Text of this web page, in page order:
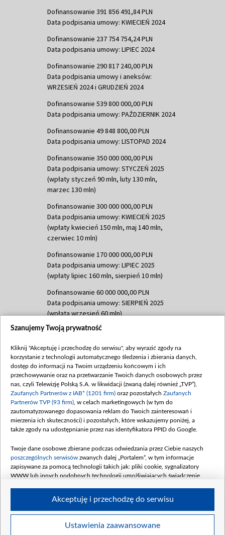
Dofinansowanie 391 856 491,84 PLN
Data podpisania umowy: KWIECIEŃ 2024
Dofinansowanie 237 754 754,24 PLN
Data podpisania umowy: LIPIEC 2024
Dofinansowanie 290 817 240,00 PLN
Data podpisania umowy i aneksów:
WRZESIEŃ 2024 i GRUDZIEŃ 2024
Dofinansowanie 539 800 000,00 PLN
Data podpisania umowy: PAŹDZIERNIK 2024
Dofinansowanie 49 848 800,00 PLN
Data podpisania umowy: LISTOPAD 2024
Dofinansowanie 350 000 000,00 PLN
Data podpisania umowy: STYCZEŃ 2025
(wpłaty styczeń 90 mln, luty 130 mln,
marzec 130 mln)
Dofinansowanie 300 000 000,00 PLN
Data podpisania umowy: KWIECIEŃ 2025
(wpłaty kwiecień 150 mln, maj 140 mln,
czerwiec 10 mln)
Dofinansowanie 170 000 000,00 PLN
Data podpisania umowy: LIPIEC 2025
(wpłaty lipiec 160 mln, sierpień 10 mln)
Dofinansowanie 60 000 000,00 PLN
Data podpisania umowy: SIERPIEŃ 2025
(wpłata wrzesień 60 mln)
Dofinansowanie 635 783 051,21 PLN
(wpłata wrzesień 100 mln, październik 350
mln, listopad 265 mln)
Dofinansowanie 48 862 000,00 PLN
Data podpisania umowy: GRUDZIEŃ 2025
(wpłata grudzień 60,548 mln)
Dofinansowanie 900 000 000,00 PLN
Data podpisania umowy: LUTY 2026 (wpłata
kwiecień 180 mln, 7 maja 180 mln, 8
czerwca 90 mln)
Dofinansowanie 250 000 000,00 PLN
4 sierpnia 250 mln
Szanujemy Twoją prywatność
Kliknij "Akceptuję i przechodzę do serwisu", aby wyrazić zgody na
korzystanie z technologii automatycznego śledzenia i zbierania danych,
dostęp do informacji na Twoim urządzeniu końcowym i ich
przechowywanie oraz na przetwarzanie Twoich danych osobowych przez
nas, czyli Telewizję Polską S.A. w likwidacji (zwaną dalej również „TVP”),
Zaufanych Partnerów z IAB* (1201 firm) oraz pozostałych Zaufanych
Partnerów TVP (93 firm) , w celach marketingowych (w tym do
zautomatyzowanego dopasowania reklam do Twoich zainteresowań i
mierzenia ich skuteczności) i pozostałych, które wskazujemy poniżej, a
także zgody na udostępnianie przez nas identyfikatora PPID do Google.
Twoje dane osobowe zbierane podczas odwiedzania przez Ciebie naszych
poszczególnych serwisów zwanych dalej „Portalem”, w tym informacje
zapisywane za pomocą technologii takich jak: pliki cookie, sygnalizatory
WWW lub innych podobnych technologii umożliwiających świadczenie
Twoje dane osobowe zbierane podczas odwiedzania przez Ciebie
Ustawienia zaawansowane
Akceptuję i przechodzę do serwisu